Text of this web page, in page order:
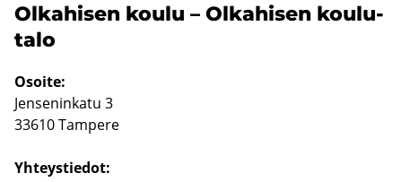
Ol­ka­hi­sen koulu – Ol­ka­hi­sen kou­lu­
ta­lo
Osoi­te:
Jen­se­nin­ka­tu 3
33610 Tam­pe­re
Yh­teys­tie­dot: